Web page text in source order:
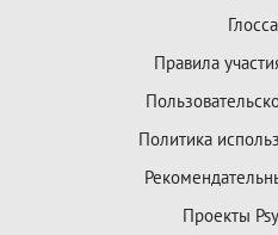
Правила
Политика
Проекты